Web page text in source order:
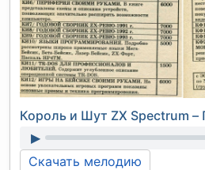
Король и Шут ZX Spectrum –
▶
Скачать мелодию